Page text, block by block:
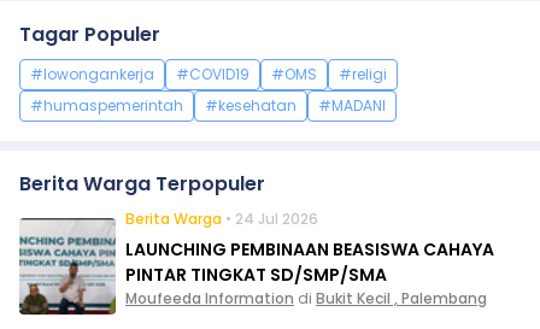
Tagar Populer
#lowongankerja #COVID19 #OMS
#religi
#humaspemerintah
#kesehatan #MADANI
Berita Warga Terpopuler
Berita Warga • 24 Jul 2026
LAUNCHING PEMBINAAN BEASISWA CAHAYA
PINTAR TINGKAT SD/SMP/SMA
Moufeeda Information di Bukit Kecil , Palembang